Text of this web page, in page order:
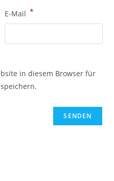
E-Mail *
in diesem Browser für